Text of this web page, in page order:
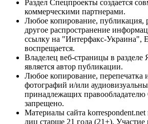
Раздел Спецпроекты создается
коммерческими партнерами.
Любое копирование, публикация,
другое распространение
ссылку на "Интерфакс-Украина",
воспрещается.
Владелец веб-страницы в разделе
является автор публикации.
Любое копирование, перепечатка
фотографий и/или
принадлежащих правообладателю
запрещено.
Материалы сайта
лиц старше 21 года (21+). Участие